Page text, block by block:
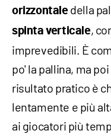
orizzontaledella
spinta verticale,
imprevedibili. È
po' la pallina, ma
risultato pratico è
lentamente e più
ai giocatori più